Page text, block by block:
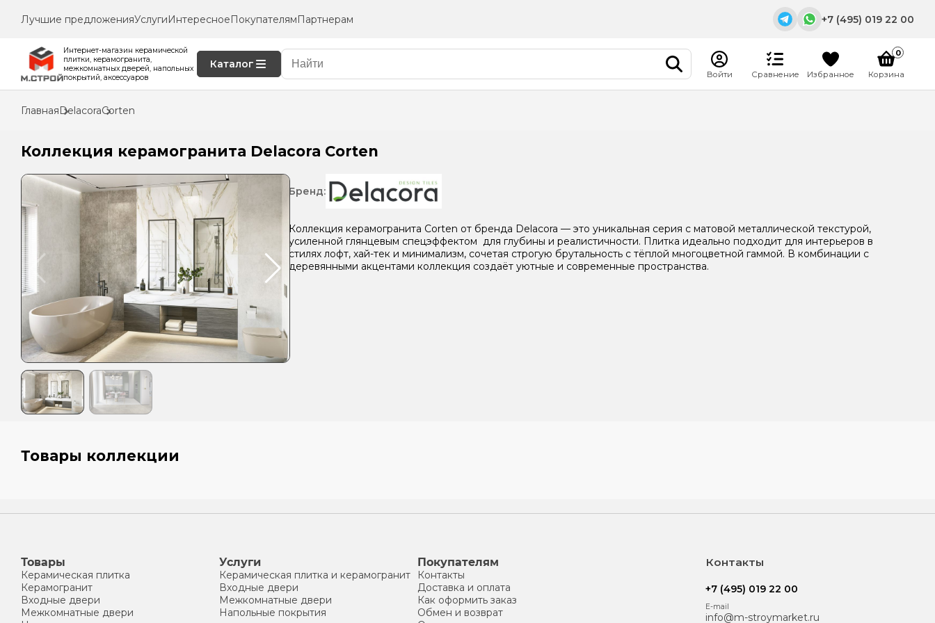
Лучшие предложенияУслугиИнтересноеПокупателямПартнерам +7 (495) 019 22 00
Интернет-магазин керамической
плитки, керамогранита,
межкомнатных дверей, напольных
покрытий, аксессуаров
Каталог
Войти Сравнение Избранное
0
Корзина
ГлавнаяDelacoraCorten
Коллекция керамогранита Delacora Corten
Бренд:
Коллекция керамогранита Corten от бренда Delacora — это уникальная серия с матовой металлической текстурой,
усиленной глянцевым спецэффектом для глубины и реалистичности. Плитка идеально подходит для интерьеров в
стилях лофт, хай-тек и минимализм, сочетая строгую брутальность с тёплой многоцветной гаммой. В комбинации с
деревянными акцентами коллекция создаёт уютные и современные пространства.
Товары коллекции
Товары
Керамическая плитка
Керамогранит
Входные двери
Межкомнатные двери
Услуги
Керамическая плитка и керамогранит
Входные двери
Межкомнатные двери
Напольные покрытия
Покупателям
Контакты
Доставка и оплата
Как оформить заказ
Обмен и возврат
Контакты
+7 (495) 019 22 00
E-mail
info@m-stroymarket.ru